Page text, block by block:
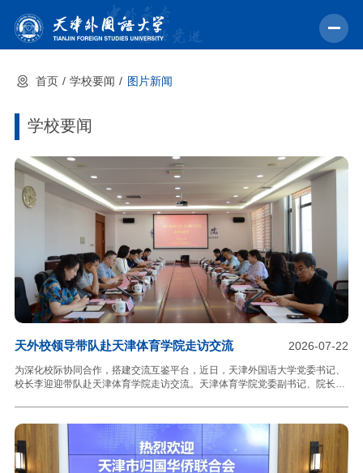
首页
学校概况
机构设置
教育教学
学术科研
中外交流
招生就业
校园文化
首页 学校要闻 图片新闻
学校要闻
2026-07-22
天外校领导带队赴天津体育学院走访交流
为深化校际协同合作，搭建交流互鉴平台，近日，天津外国语大学党委书记、
校长李迎迎带队赴天津体育学院走访交流。天津体育学院党委副书记、院长李
科普基地——“国家荣誉—女排精神展”开展实地考察学习。展馆深度诠释了祖
国至上、团结协作、顽强拼搏、永不言败的女排精神，全方位展现中国女排的
奋斗历程与辉煌成就。参观过程中，大家沉浸式感悟体育精神的时代内涵与育
人价值，深刻体会新时代体育事业发展的使命担当，为两校深化体育文化育
人、思政教育融合创新汲取精神力量。座谈会上，现场集中播放天津体育学院